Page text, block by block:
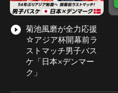
play_circle_filled 菊池風磨が全力応援
☆アジア杯開幕前ラ
ストマッチ男子バス
ケ「日本×デンマー
ク」